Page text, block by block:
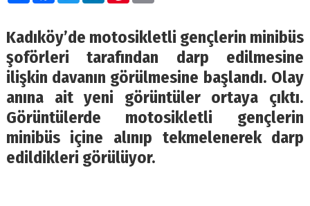
Kadıköy’de motosikletli gençlerin minibüs
şoförleri tarafından darp edilmesine
ilişkin davanın görülmesine başlandı. Olay
anına ait yeni görüntüler ortaya çıktı.
Görüntülerde motosikletli gençlerin
minibüs içine alınıp tekmelenerek darp
edildikleri görülüyor.